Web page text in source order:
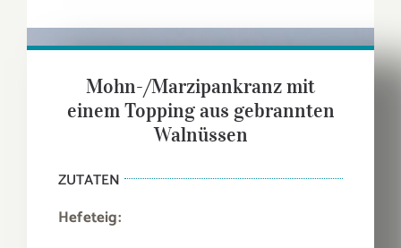
Mohn-/Marzipankranz mit
einem Topping aus gebrannten
Walnüssen
ZUTATEN
Hefeteig: